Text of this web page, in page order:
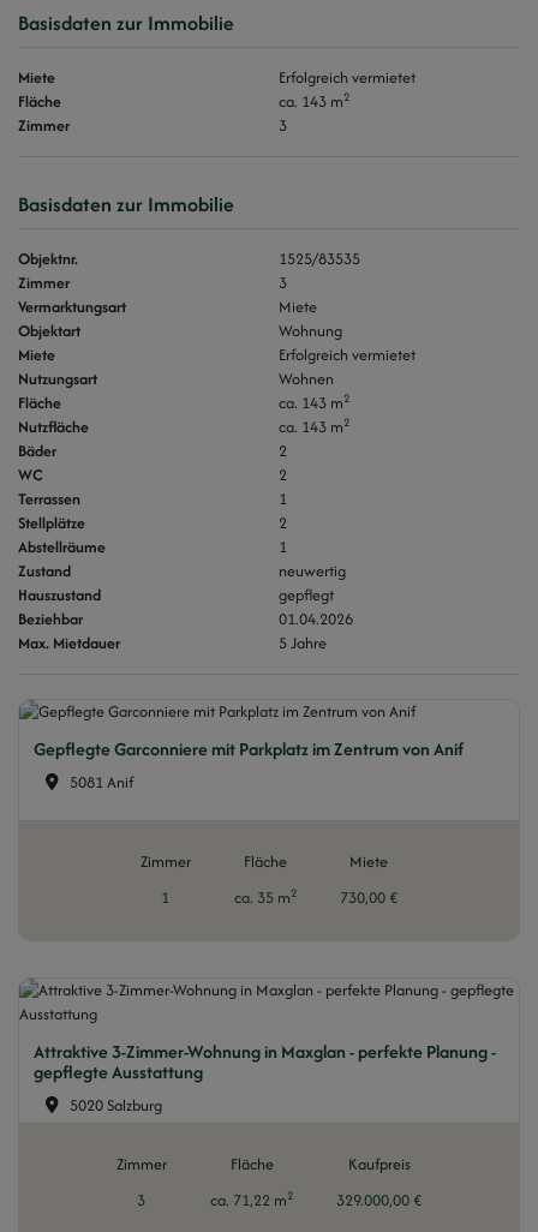
Basisdaten zur Immobilie
Miete
Erfolgreich vermietet
Fläche
ca. 143 m2
Zimmer 3
Basisdaten zur Immobilie
Objektnr.
1525/83535
Zimmer
3
Vermarktungsart
Miete
Objektart
Wohnung
Miete
Erfolgreich vermietet
Nutzungsart
Wohnen
Fläche
ca. 143 m2
Nutzfläche ca. 143 m2
Bäder
2
WC
2
Terrassen
1
Stellplätze
2
Abstellräume
1
Zustand
neuwertig
Hauszustand
gepflegt
Beziehbar
01.04.2026
Max. Mietdauer
5 Jahre
Gepflegte Garconniere mit Parkplatz im Zentrum von Anif
5081 Anif
Zimmer
1
Fläche
ca. 35 m2
Miete
730,00 €
Attraktive 3-Zimmer-Wohnung in Maxglan - perfekte Planung -
gepflegte Ausstattung
5020 Salzburg
Zimmer
3
Fläche
ca. 71,22 m2
Kaufpreis
329.000,00 €